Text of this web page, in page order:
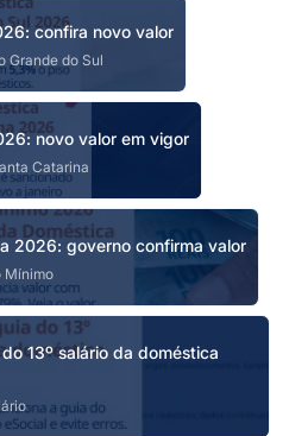
confira novo valor
Grande do Sul
novo valor em vigor
Catarina
2026: governo confirma valor
Mínimo
13º salário da doméstica